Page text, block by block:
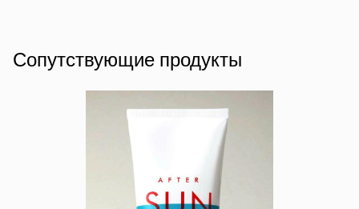
Сопутствующие продукты